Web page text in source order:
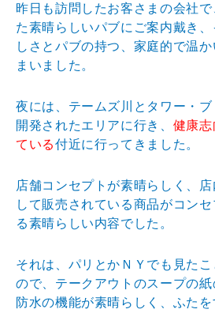
昨日も訪問したお客さまの会社
た素晴らしいパブにご案内戴き
しさとパブの持つ、家庭的で温
まいました。
夜には、テームズ川とタワー・ブ
開発されたエリアに行き、 健康志
ている付近に行ってきました。
店舗コンセプトが素晴らしく、
して販売されている商品がコン
る素晴らしい内容でした。
それは、パリとかＮＹでも見た
ので、テークアウトのスープの紙
防水の機能が素晴らしく、ふた